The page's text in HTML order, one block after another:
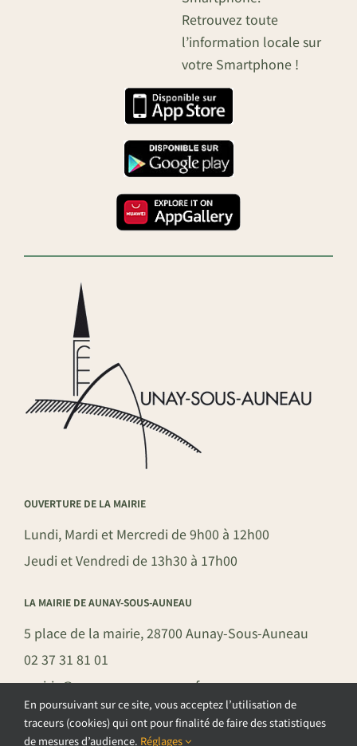
Retrouvez toute
l’information locale sur
votre Smartphone !
OUVERTURE DE LA MAIRIE
Lundi, Mardi et Mercredi de 9h00 à 12h00
Jeudi et Vendredi de 13h30 à 17h00
LA MAIRIE DE AUNAY-SOUS-AUNEAU
5 place de la mairie, 28700 Aunay-Sous-Auneau
02 37 31 81 01
mairie@aunay-sous-auneau.fr
En poursuivant sur ce site, vous acceptez l’utilisation de
traceurs (cookies) qui ont pour finalité de faire des statistiques
de mesures d’audience. Réglages